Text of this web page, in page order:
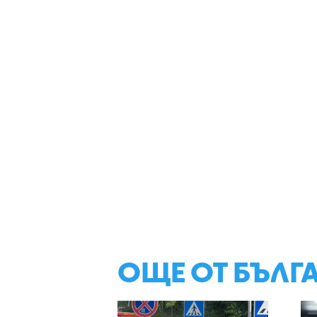
ОЩЕ ОТ